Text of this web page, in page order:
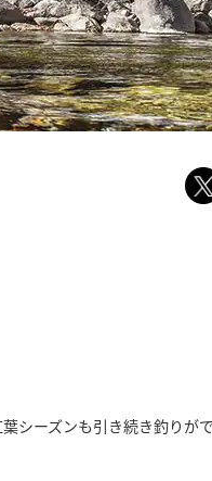
ーズンも引き続き釣りが